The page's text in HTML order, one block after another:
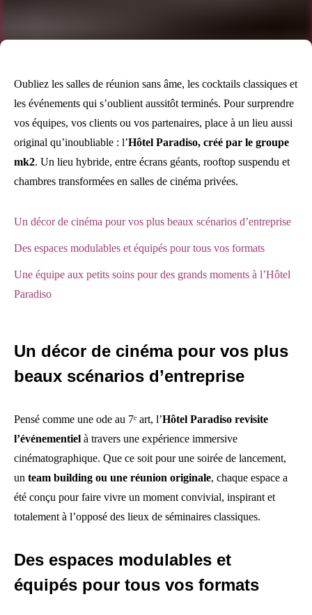
Oubliez les salles de réunion sans âme, les cocktails classiques et
les événements qui s’oublient aussitôt terminés. Pour surprendre
vos équipes, vos clients ou vos partenaires, place à un lieu aussi
original qu’inoubliable : l’Hôtel Paradiso, créé par le groupe
mk2. Un lieu hybride, entre écrans géants, rooftop suspendu et
chambres transformées en salles de cinéma privées.
Un décor de cinéma pour vos plus beaux scénarios d’entreprise
Des espaces modulables et équipés pour tous vos formats
Une équipe aux petits soins pour des grands moments à l’Hôtel
Paradiso
Un décor de cinéma pour vos plus
beaux scénarios d’entreprise
Pensé comme une ode au 7ᵉ art, l’Hôtel Paradiso revisite
l’événementiel à travers une expérience immersive
cinématographique. Que ce soit pour une soirée de lancement,
un team building ou une réunion originale, chaque espace a
été conçu pour faire vivre un moment convivial, inspirant et
totalement à l’opposé des lieux de séminaires classiques.
Des espaces modulables et
équipés pour tous vos formats